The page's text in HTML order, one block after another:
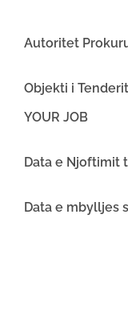
Autoritet
Objekti i
YOUR JOB
Data e
Data e